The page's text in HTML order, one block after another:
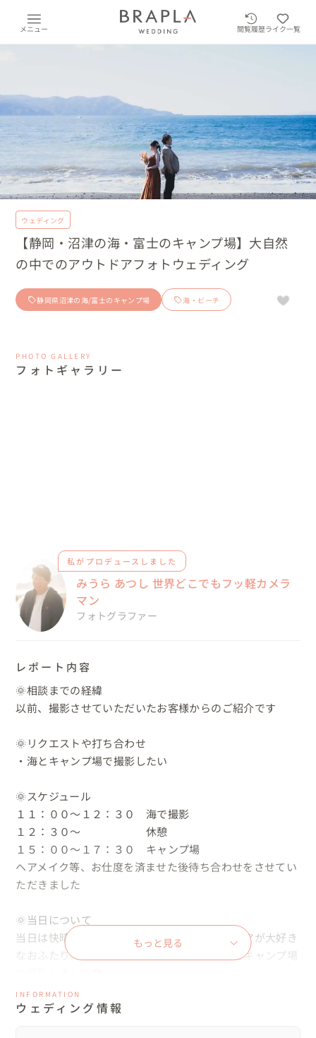
メニュー 閲覧履歴ライク一覧
ウェディング
【静岡・沼津の海・富士のキャンプ場】大自然
の中でのアウトドアフォトウェディング
静岡県沼津の海/富士のキャンプ場 海・ビーチ
PHOTO GALLERY
フォトギャラリー
私がプロデュースしました
みうら あつし 世界どこでもフッ軽カメラ
マン
フォトグラファー
レポート内容
🌞相談までの経緯
以前、撮影させていただいたお客様からのご紹介です
🌞リクエストや打ち合わせ
・海とキャンプ場で撮影したい
🌞スケジュール
１１：００～１２：３０　海で撮影
１２：３０～　　　　　　休憩
１５：００～１７：３０　キャンプ場
ヘアメイク等、お仕度を済ませた後待ち合わせをさせてい
ただきました
🌞当日について
当日は快晴🌞すごくいいお天気の中、アウトドアが大好き
なおふたりの思い入れのある沼津の海、そしてキャンプ場
常に笑顔で仲良しのおふたり😊終始和やかな雰囲気で楽し
く撮影することが出来ました😁愛車やランタン等アウトド
もっと見る
INFORMATION
ウェディング情報